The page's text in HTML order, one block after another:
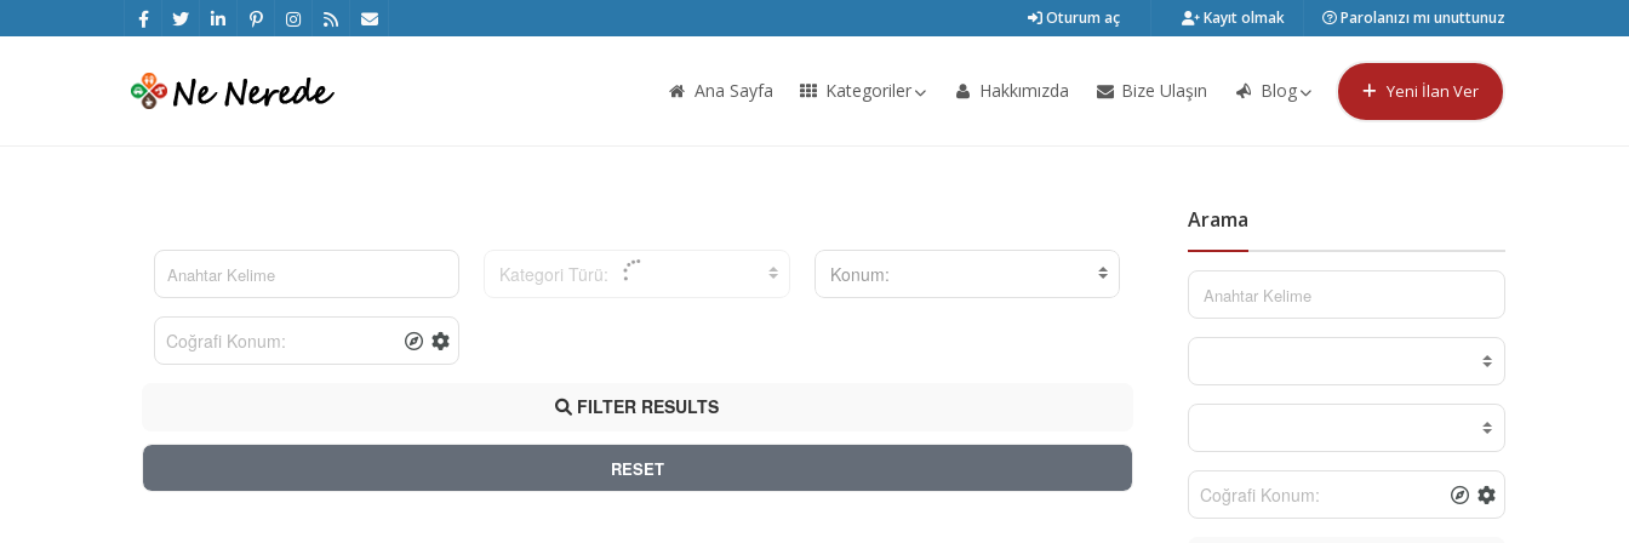
Oturum aç Kayıt olmak Parolanızı mı unuttunuz
Ana Sayfa Kategoriler Hakkımızda Bize Ulaşın Blog Yeni İlan Ver
Kategori Türü: Konum:
FILTER RESULTS
RESET
Arama